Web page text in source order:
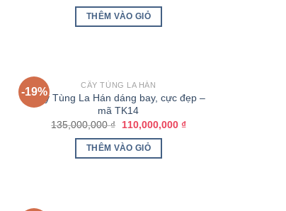
THÊM VÀO GIỎ
-19%
HẾT HÀNG
CÂY TÙNG LA HÁN
Cây Tùng La Hán dáng bay, cực đẹp –
mã TK14
135,000,000₫ 110,000,000 ₫
THÊM VÀO GIỎ